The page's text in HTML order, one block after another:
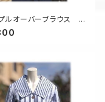
オーバーブラウス ロ
ラー 正絹着物地 ダイ
ローストリング フレン